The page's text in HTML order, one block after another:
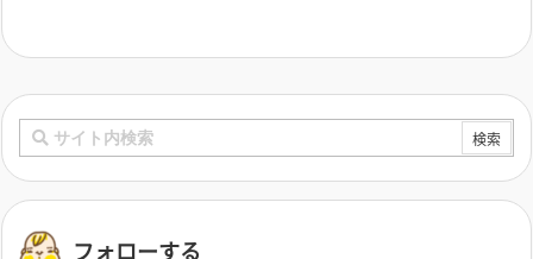
フォローする